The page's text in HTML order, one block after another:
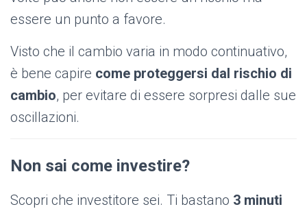
essere un punto a favore.
Visto che il cambio varia in modo continuativo,
è bene capire come proteggersi dal rischio di
cambio, per evitare di essere sorpresi dalle sue
oscillazioni.
Non sai come investire?
Scopri che investitore sei. Ti bastano 3 minuti